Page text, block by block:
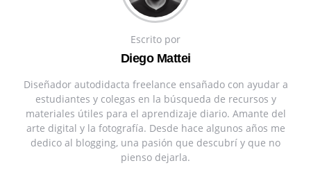
Escrito por
Diego Mattei
Diseñador autodidacta freelance ensañado con ayudar a
estudiantes y colegas en la búsqueda de recursos y
materiales útiles para el aprendizaje diario. Amante del
arte digital y la fotografía. Desde hace algunos años me
dedico al blogging, una pasión que descubrí y que no
pienso dejarla.